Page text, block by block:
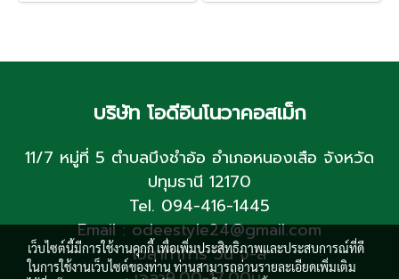
บริษัท โอดีอินโนวาคอสเม็ก
11/7 หมู่ที่ 5 ตำบลบึงชำอ้อ อำเภอหนองเสือ จังหวัด
ปทุมธานี 12170
Tel. 094-416-1445
Email : odeestyle24@gmail.com
เวลาทำการ วัน จ-ส
เว็บไซต์นี้มีการใช้งานคุกกี้ เพื่อเพิ่มประสิทธิภาพและประสบการณ์ที่ดี
ในการใช้งานเว็บไซต์ของท่าน ท่านสามารถอ่านรายละเอียดเพิ่มเติม